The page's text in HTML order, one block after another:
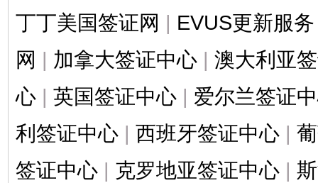
丁丁美国签证网 | EVUS更新服务
网 | 加拿大签证中心 | 澳大利亚
心 | 英国签证中心 | 爱尔兰签证
利签证中心 | 西班牙签证中心 |
签证中心 | 克罗地亚签证中心 |